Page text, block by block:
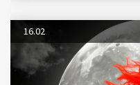
16.02